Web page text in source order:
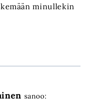
minullekin
sanoo: